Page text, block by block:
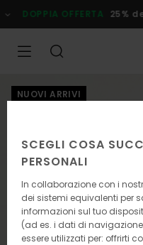
alle
informazioni
prodotto
DOPPIA OFFERTA 25% de
NUOVI ARRIVI
SCEGLI COSA
PERSONALI
In collaborazione con i
dei sistemi equivalenti per
informazioni sul tuo
(ad es. i dati di navigazione
essere utilizzati per: offrirti